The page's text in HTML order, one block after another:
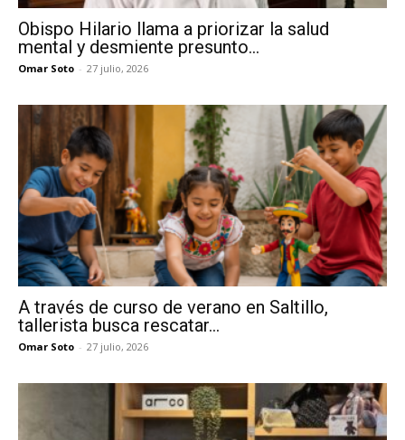
Obispo Hilario llama a priorizar la salud
mental y desmiente presunto...
Omar Soto - 27 julio, 2026
A través de curso de verano en Saltillo,
tallerista busca rescatar...
Omar Soto - 27 julio, 2026